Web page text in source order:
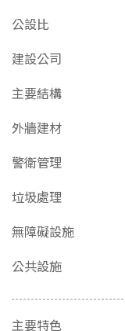
公設比
建設公司
主要結構
外牆建材
警衛管理
垃圾處理
無障礙設施
公共設施
主要特色